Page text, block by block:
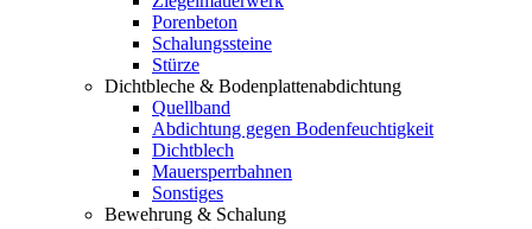
Porenbeton
Schalungssteine
Stürze
Dichtbleche & Bodenplattenabdichtung
Quellband
Abdichtung gegen Bodenfeuchtigkeit
Dichtblech
Mauersperrbahnen
Sonstiges
Bewehrung & Schalung